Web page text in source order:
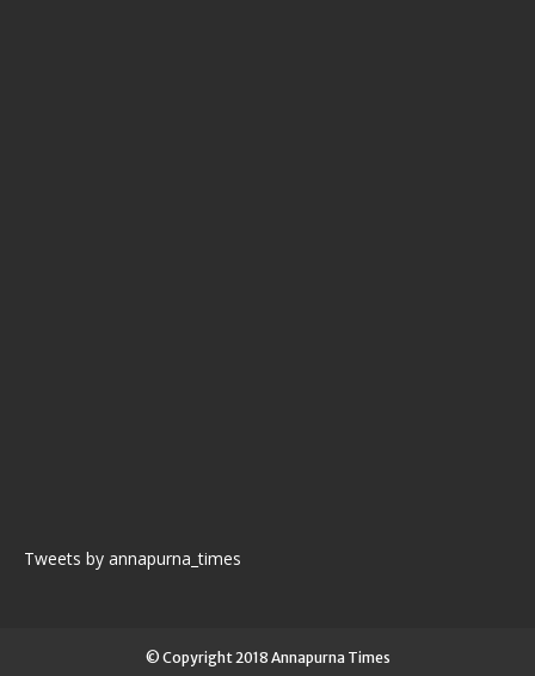
Tweets by annapurna_times
© Copyright 2018 Annapurna Times